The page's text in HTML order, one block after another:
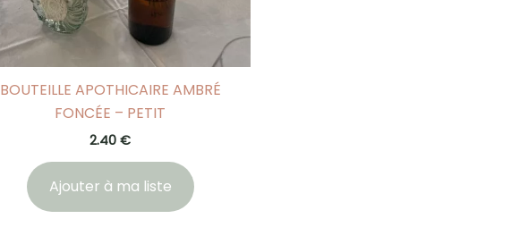
BOUTEILLE APOTHICAIRE AMBRÉ
FONCÉE – PETIT
2.40€
Ajouter à ma liste